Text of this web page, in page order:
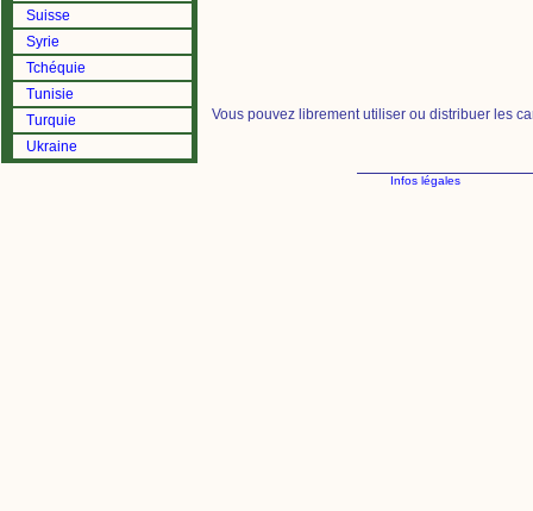
Suisse
Syrie
Tchéquie
Tunisie
Turquie
Ukraine
Vous pouvez librement utiliser ou distribuer les
Infos légales